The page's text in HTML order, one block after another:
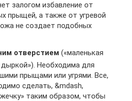
залогом избавление от
прыщей, а также от угревой
не создает подобных
отверстием («маленькая
Необходима для
прыщами или угрями. Все,
сделать, &mdash,
таким образом, чтобы